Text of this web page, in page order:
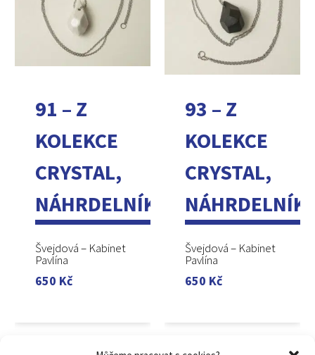
91 – Z
KOLEKCE
CRYSTAL,
NÁHRDELNÍK
Švejdová – Kabinet
Pavlína
650 Kč
93 – Z
KOLEKCE
CRYSTAL,
NÁHRDELNÍK
Švejdová – Kabinet
Pavlína
650 Kč